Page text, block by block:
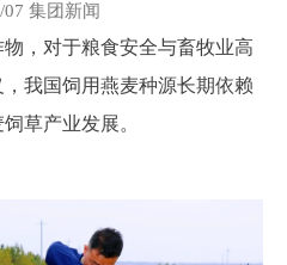
07 集团新闻
，对于粮食安全与畜牧业高
我国饲用燕麦种源长期依赖
草产业发展。